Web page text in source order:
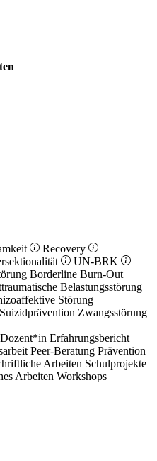
Recovery
UN-BRK
Borderline Burn-Out
Belastungsstörung
Störung
Suizidprävention Zwangsstörung
Dozent*in Erfahrungsbericht
Peer-Beratung Prävention
Arbeiten Schulprojekte
Arbeiten Workshops